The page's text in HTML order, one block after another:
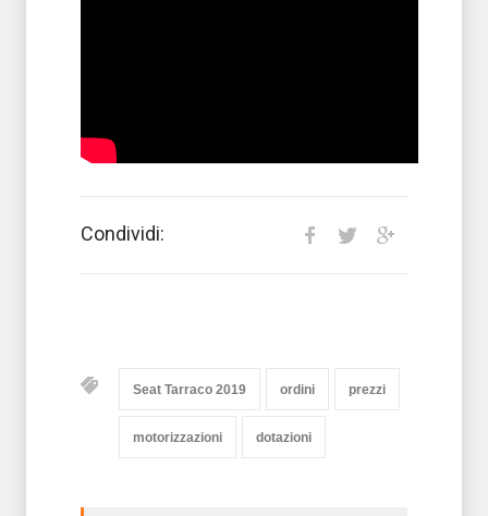
Condividi:
Seat Tarraco 2019 ordini prezzi
motorizzazioni dotazioni